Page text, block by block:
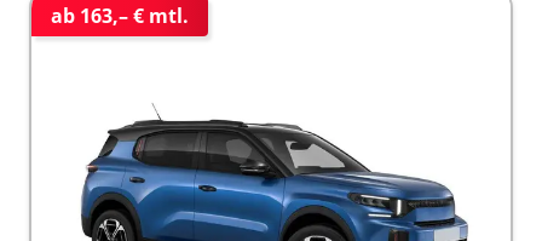
ab 163,– € mtl.